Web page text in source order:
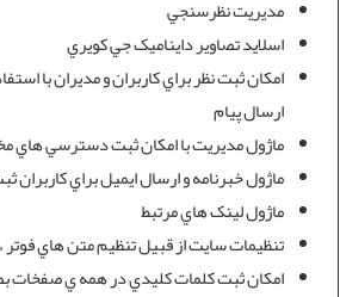
مديريت نظرسنجي
اسلايد تصاوير دايناميک جي کويري
امکان ثبت نظر براي کاربران و مديران با
ارسال پيام
ماژول مديريت با امکان ثبت دسترسي هاي
ماژول خبرنامه و ارسال ايميل براي کاربران
ماژول لينک هاي مرتبط
تنظيمات سايت از قبيل تنظيم متن هاي فوتر
امکان ثبت کلمات کليدي در همه ي صفخات